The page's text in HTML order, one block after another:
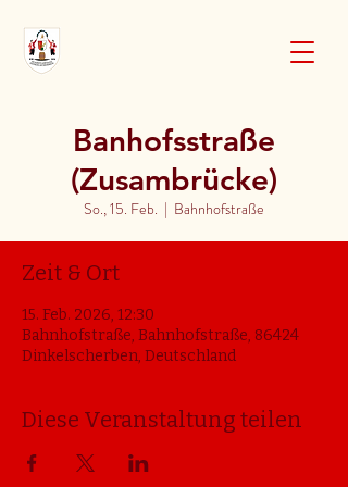
Banhofsstraße
(Zusambrücke)
So., 15. Feb.
  |
Bahnhofstraße
Zeit & Ort
15. Feb. 2026, 12:30
Bahnhofstraße, Bahnhofstraße, 86424
Dinkelscherben, Deutschland
Diese Veranstaltung teilen